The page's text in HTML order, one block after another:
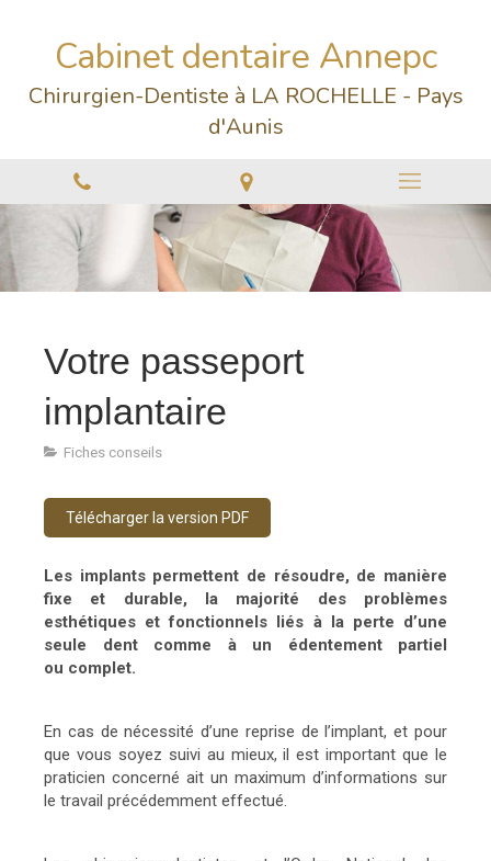
Cabinet dentaire Annepc
Chirurgien-Dentiste à LA ROCHELLE - Pays
d'Aunis
Votre passeport
implantaire
Fiches conseils
Télécharger la version PDF
Les implants permettent de résoudre, de manière
fixe et durable, la majorité des problèmes
esthétiques et fonctionnels liés à la perte d’une
seule dent comme à un édentement partiel
ou complet.
En cas de nécessité d’une reprise de l’implant, et pour
que vous soyez suivi au mieux, il est important que le
praticien concerné ait un maximum d’informations sur
le travail précédemment effectué.